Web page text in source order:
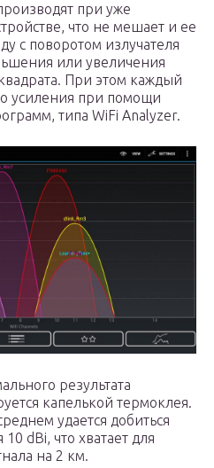
при уже
что не мешает и ее
с поворотом излучателя
или увеличения
При этом каждый
усиления при помощи
типа WiFi Analyzer.
результата
капелькой термоклея.
удается добиться
dBi, что хватает для
на 2 км.